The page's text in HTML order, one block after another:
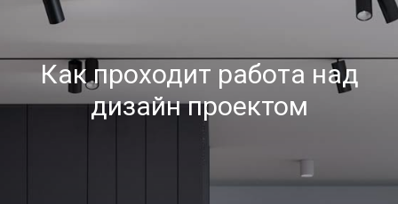
Как проходит работа над
дизайн проектом